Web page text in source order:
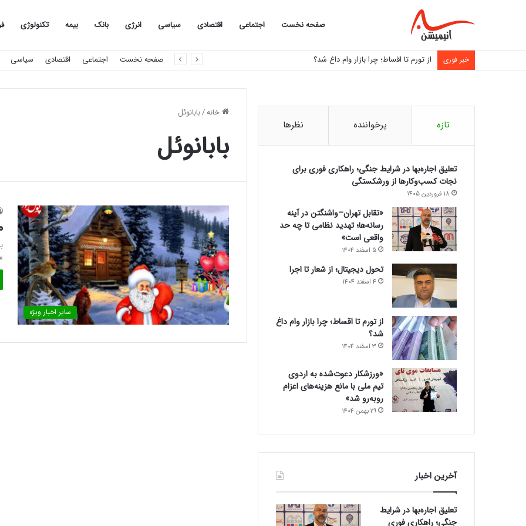
صفحه نخست اجتماعی اقتصادی سیاسی انرژی بانک بیمه تکنولوژی
خبر فوری از تورم تا اقساط؛ چرا بازار وام داغ شد؟ صفحه نخست اجتماعی اقتصادی سیاسی
خانه/بابانوئل
بابانوئل
سایر اخبار ویژه
تازه پرخواننده نظرها
تعلیق اجاره‌بها در شرایط جنگی؛ راهکاری فوری برای
نجات کسب‌وکارها از ورشکستگی
18 فروردین 1405
«تقابل تهران–واشنگتن در آینه
رسانه‌ها؛ تهدید نظامی تا چه حد
واقعی است»
5 اسفند 1404
تحول دیجیتال؛ از شعار تا اجرا
4 اسفند 1404
از تورم تا اقساط؛ چرا بازار وام داغ
شد؟
3 اسفند 1404
«ورزشکار دعوت‌شده به اردوی
تیم ملی با مانع هزینه‌های اعزام
روبه‌رو شد»
29 بهمن 1404
آخرین اخبار
تعلیق اجاره‌بها در شرایط
جنگی؛ راهکاری فوری